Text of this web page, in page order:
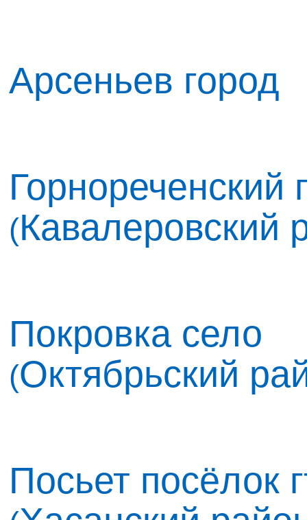
Арсеньев город
Горнореченский
(Кавалеровский
Покровка село
(Октябрьский
Посьет посёлок